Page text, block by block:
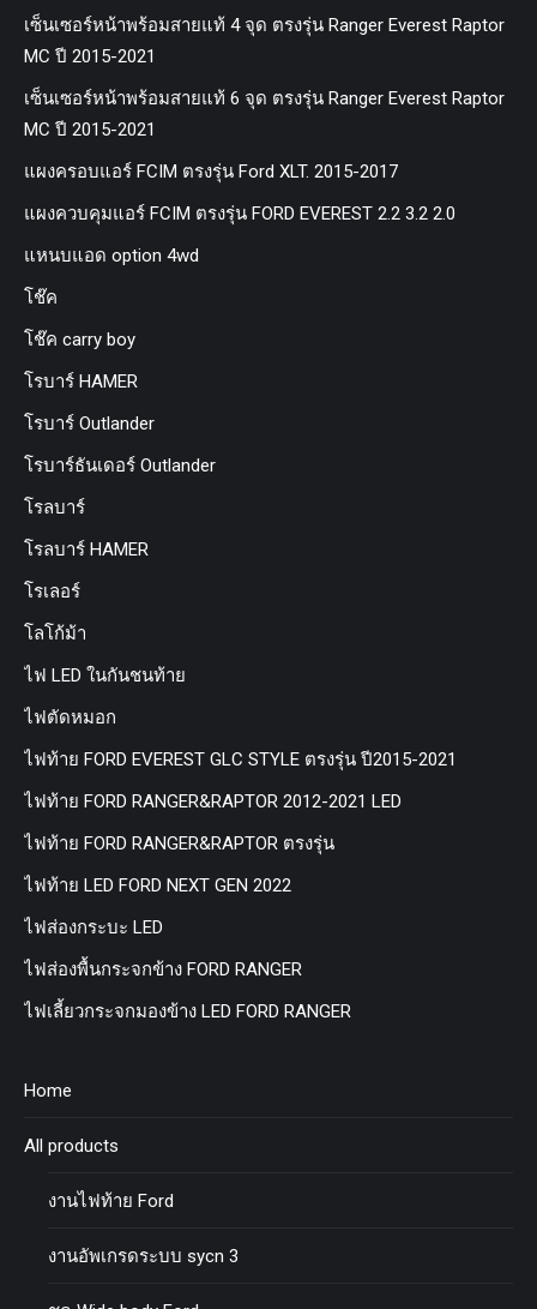
เซ็นเซอร์หน้าพร้อมสายแท้ 4 จุด ตรงรุ่น Ranger Everest Raptor
MC ปี 2015-2021
เซ็นเซอร์หน้าพร้อมสายแท้ 6 จุด ตรงรุ่น Ranger Everest Raptor
MC ปี 2015-2021
แผงครอบแอร์ FCIM ตรงรุ่น Ford XLT. 2015-2017
แผงควบคุมแอร์ FCIM ตรงรุ่น FORD EVEREST 2.2 3.2 2.0
แหนบแอด option 4wd
โช๊ค
โช๊ค carry boy
โรบาร์ HAMER
โรบาร์ Outlander
โรบาร์ธันเดอร์ Outlander
โรลบาร์
โรลบาร์ HAMER
โรเลอร์
โลโก้ม้า
ไฟ LED ในกันชนท้าย
ไฟตัดหมอก
ไฟท้าย FORD EVEREST GLC STYLE ตรงรุ่น ปี2015-2021
ไฟท้าย FORD RANGER&RAPTOR 2012-2021 LED
ไฟท้าย FORD RANGER&RAPTOR ตรงรุ่น
ไฟท้าย LED FORD NEXT GEN 2022
ไฟส่องกระบะ LED
ไฟส่องพื้นกระจกข้าง FORD RANGER
ไฟเลี้ยวกระจกมองข้าง LED FORD RANGER
Home
All products
งานไฟท้าย Ford
งานอัพเกรดระบบ sycn 3